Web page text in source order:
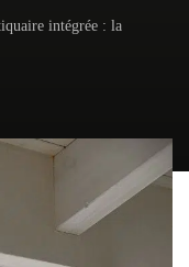
intégrée : la